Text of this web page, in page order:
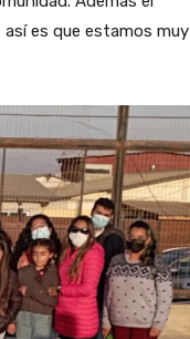
es que estamos muy